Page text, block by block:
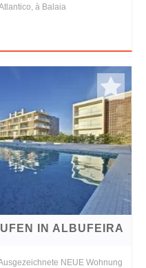
à Balaia
IN ALBUFEIRA
NEUE Wohnung